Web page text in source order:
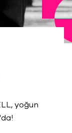
yoğun